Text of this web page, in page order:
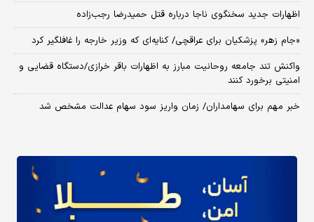
اظهارات جدید سخنگوی ناجا درباره قتل حمیدرضا رجب‌زاده
«جام زهر» پزشکیان برای عراقچی/ کنایه‌ای که وزیر خارجه را غافلگیر کرد
واکنش تند جامعه روحانیت مبارز به اظهارات باقر خرازی/دستگاه قضایی و
امنیتی برخورد کنند
خبر مهم برای سهامداران/ زمان واریز سود سهام عدالت مشخص شد